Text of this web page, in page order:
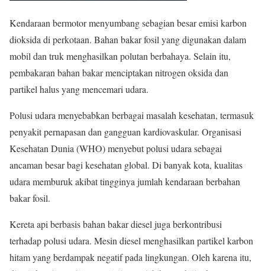
Kendaraan bermotor menyumbang sebagian besar emisi karbon
dioksida di perkotaan. Bahan bakar fosil yang digunakan dalam
mobil dan truk menghasilkan polutan berbahaya. Selain itu,
pembakaran bahan bakar menciptakan nitrogen oksida dan
partikel halus yang mencemari udara.
Polusi udara menyebabkan berbagai masalah kesehatan, termasuk
penyakit pernapasan dan gangguan kardiovaskular. Organisasi
Kesehatan Dunia (WHO) menyebut polusi udara sebagai
ancaman besar bagi kesehatan global. Di banyak kota, kualitas
udara memburuk akibat tingginya jumlah kendaraan berbahan
bakar fosil.
Kereta api berbasis bahan bakar diesel juga berkontribusi
terhadap polusi udara. Mesin diesel menghasilkan partikel karbon
hitam yang berdampak negatif pada lingkungan. Oleh karena itu,